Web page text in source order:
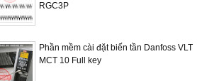
RGC3P
Phần mềm cài đặt biến tần Danfoss VLT
MCT 10 Full key